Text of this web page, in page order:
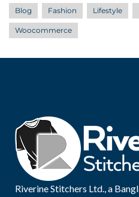
Blog Fashion Lifestyle
Woocommerce
Riverine Stitchers Ltd., a